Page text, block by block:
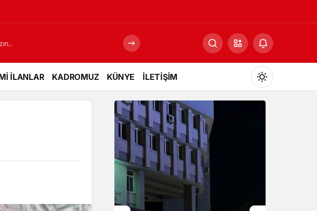
İLANLAR KADROMUZ KÜNYE İLETİŞİM
Mod
değiştir
Gündüz Modu
Gündüz modunu seçin.
Gece Modu
Gece modunu seçin.